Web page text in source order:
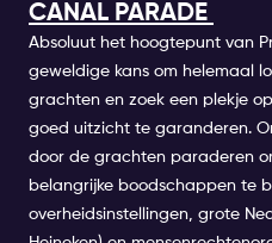
CANAL PARADE
Absoluut het hoogtepunt van
geweldige kans om helemaal
grachten en zoek een plekje
goed uitzicht te garanderen.
door de grachten paraderen
belangrijke boodschappen te
overheidsinstellingen, grote